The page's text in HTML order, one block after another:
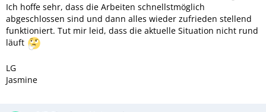
Ich hoffe sehr, dass die Arbeiten schnellstmöglich
abgeschlossen sind und dann alles wieder zufrieden stellend
funktioniert. Tut mir leid, dass die aktuelle Situation nicht rund
läuft
LG
Jasmine